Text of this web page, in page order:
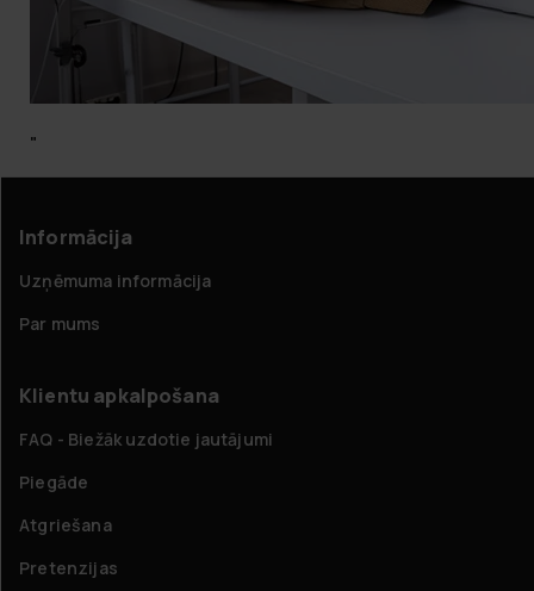
"
Informācija
Uzņēmuma informācija
Par mums
Klientu apkalpošana
FAQ - Biežāk uzdotie jautājumi
Piegāde
Atgriešana
Pretenzijas